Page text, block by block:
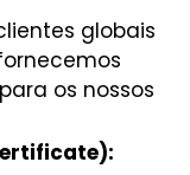
globais
os nossos